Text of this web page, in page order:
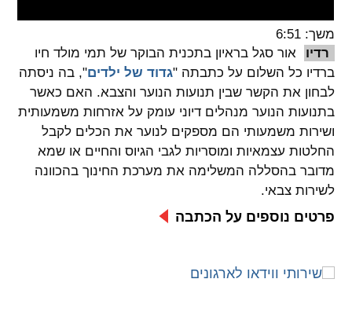
ניגודיות צבעים
brightness_high
ניגודיות בהירה
brightness_low
ניגודיות כהה
קישורים
משך: 6:51
רדיו
אור סגל בראיון בתכנית הבוקר של תמי מולד חיו
ברדיו כל השלום על כתבתה "גדוד של ילדים", בה ניסתה
לבחון את הקשר שבין תנועות הנוער והצבא. האם כאשר
בתנועות הנוער מנהלים דיוני עומק על אזרחות משמעותית
ושירות משמעותי הם מספקים לנוער את הכלים לקבל
החלטות עצמאיות ומוסריות לגבי הגיוס והחיים או שמא
מדובר בהסללה המשלימה את מערכת החינוך בהכוונה
לשירות צבאי.
פרטים נוספים על הכתבה